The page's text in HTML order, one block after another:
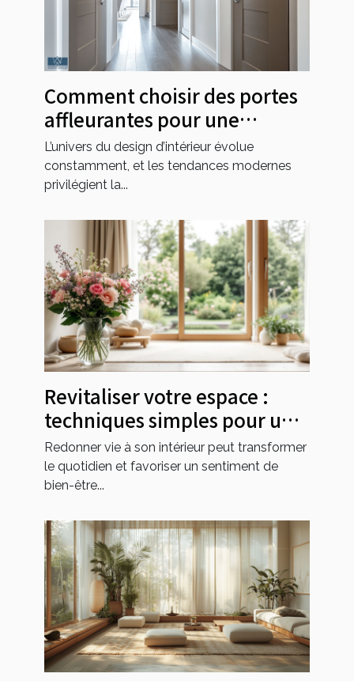
Comment choisir des portes
affleurantes pour une
esthétique moderne ?
L’univers du design d’intérieur évolue
constamment, et les tendances modernes
privilégient la...
Revitaliser votre espace :
techniques simples pour une
maison resplendissante
Redonner vie à son intérieur peut transformer
le quotidien et favoriser un sentiment de
bien-être...